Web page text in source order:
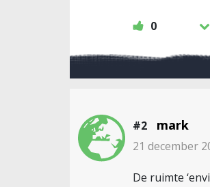
0
#2 mark
21 december
De ruimte